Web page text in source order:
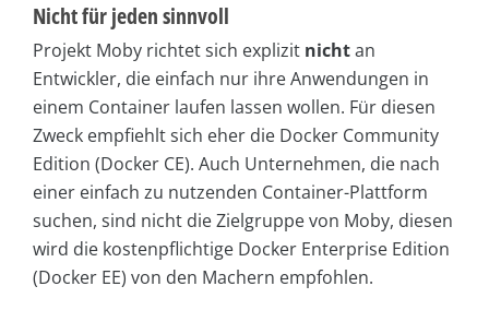
Nicht für jeden sinnvoll
Projekt Moby richtet sich explizit nichtan
Entwickler, die einfach nur ihre Anwendungen in
einem Container laufen lassen wollen. Für diesen
Zweck empfiehlt sich eher die Docker Community
Edition (Docker CE). Auch Unternehmen, die nach
einer einfach zu nutzenden Container-Plattform
suchen, sind nicht die Zielgruppe von Moby, diesen
wird die kostenpflichtige Docker Enterprise Edition
(Docker EE) von den Machern empfohlen.